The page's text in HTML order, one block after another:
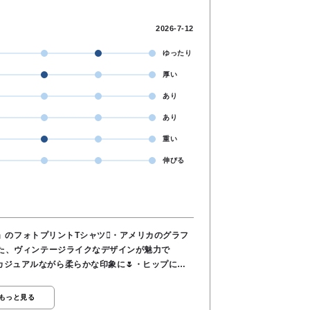
2026-7-12
ゆったり
厚い
あり
あり
重い
伸びる
フォトプリントTシャツ🫍・アメリカのグラフ
ヴィンテージライクなデザインが魅力で
ュアルながら柔らかな印象に🌷・ヒップにか
すく、夏のデイリーコーデに活躍する一枚で
っと見る